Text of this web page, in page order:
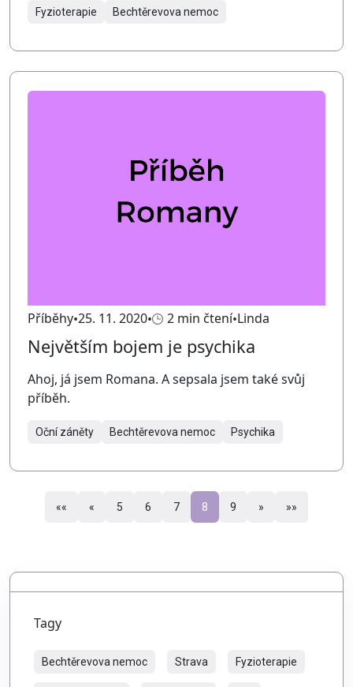
Fyzioterapie Bechtěrevova nemoc
Příběhy 25. 11. 2020 2 min čtení Linda
Největším bojem je psychika
Ahoj, já jsem Romana. A sepsala jsem také svůj
příběh.
Oční záněty Bechtěrevova nemoc Psychika
«« « 5 6 7 8 9 » »»
Tagy
Bechtěrevova nemoc Strava Fyzioterapie